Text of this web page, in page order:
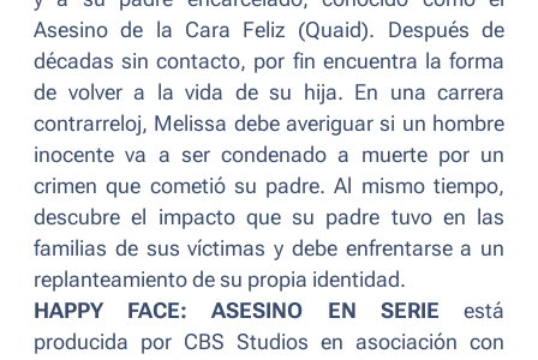
Asesino de la Cara Feliz (Quaid). Después de
décadas sin contacto, por fin encuentra la forma
de volver a la vida de su hija. En una carrera
contrarreloj, Melissa debe averiguar si un hombre
inocente va a ser condenado a muerte por un
crimen que cometió su padre. Al mismo tiempo,
descubre el impacto que su padre tuvo en las
familias de sus víctimas y debe enfrentarse a un
replanteamiento de su propia identidad.
HAPPY FACE: ASESINO EN SERIE está
producida por CBS Studios en asociación con